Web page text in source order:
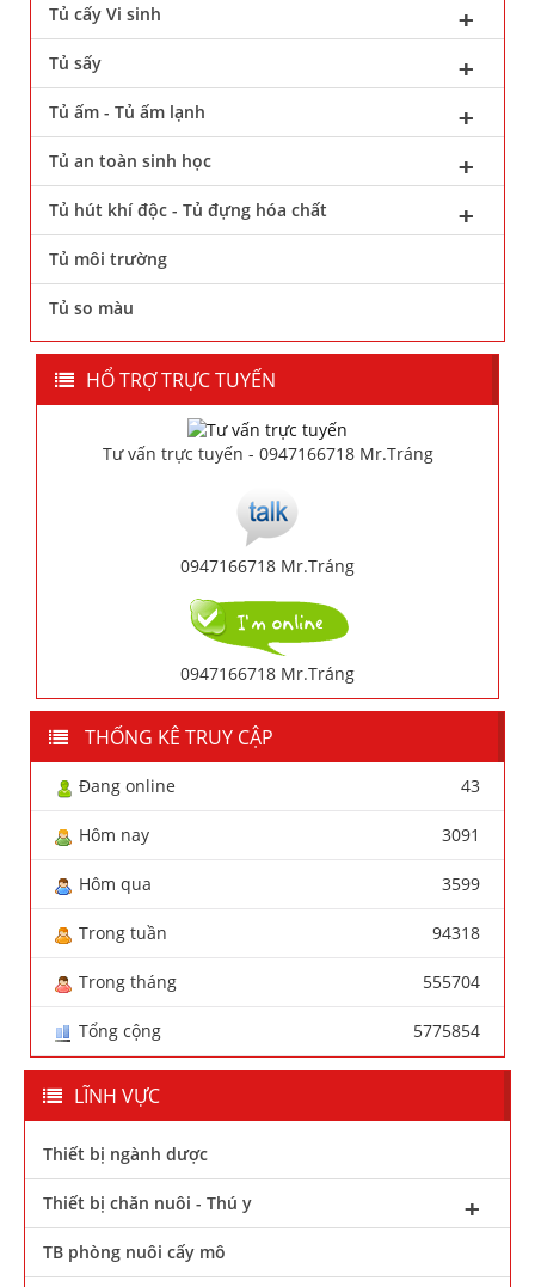
Tủ cấy Vi sinh
Tủ sấy
Tủ ấm - Tủ ấm lạnh
Tủ an toàn sinh học
Tủ hút khí độc - Tủ đựng hóa chất
Tủ môi trường
Tủ so màu
HỔ TRỢ TRỰC TUYẾN
Tư vấn trực tuyến - 0947166718 Mr.Tráng
0947166718 Mr.Tráng
0947166718 Mr.Tráng
THỐNG KÊ TRUY CẬP
Đang online 43
Hôm nay 3091
Hôm qua 3599
Trong tuần 94318
Trong tháng 555704
Tổng cộng 5775854
LĨNH VỰC
Thiết bị ngành dược
Thiết bị chăn nuôi - Thú y
TB phòng nuôi cấy mô